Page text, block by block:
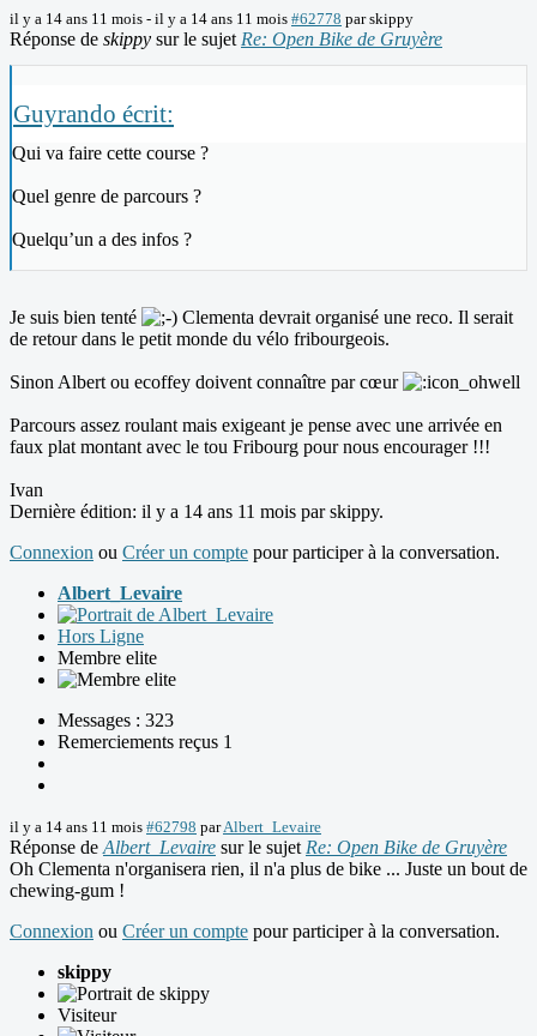
il y a 14 ans 11 mois - il y a 14 ans 11 mois #62778 parskippy
Réponse de skippy sur le sujet Re: Open Bike de Gruyère
Guyrando écrit:
Qui va faire cette course ?
Quel genre de parcours ?
Quelqu’un a des infos ?
Je suis bien tenté
Clementa devrait organisé une reco. Il serait
de retour dans le petit monde du vélo fribourgeois.
Sinon Albert ou ecoffey doivent connaître par cœur
Parcours assez roulant mais exigeant je pense avec une arrivée en
faux plat montant avec le tou Fribourg pour nous encourager !!!
Ivan
Dernière édition: il y a 14 ans 11 mois parskippy.
Connexion ou Créer un compte pour participer à la conversation.
Albert_Levaire
Hors Ligne
Membre elite
Messages : 323
Remerciements reçus 1
il y a 14 ans 11 mois #62798 parAlbert_Levaire
Réponse de Albert_Levaire sur le sujet Re: Open Bike de Gruyère
Oh Clementa n'organisera rien, il n'a plus de bike ... Juste un bout de
chewing-gum !
Connexion ou Créer un compte pour participer à la conversation.
skippy
Visiteur